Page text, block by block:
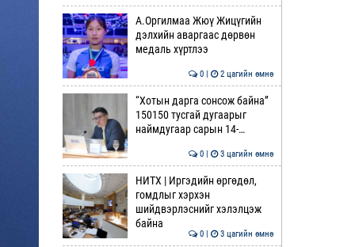
А.Оргилмаа Жюү Жицүгийн
дэлхийн аваргаас дөрвөн
медаль хүртлээ
0 | 2 цагийн өмнө
“Хотын дарга сонсож байна”
150150 тусгай дугаарыг
наймдугаар сарын 14-…
0 | 3 цагийн өмнө
НИТХ | Иргэдийн өргөдөл,
гомдлыг хэрхэн
шийдвэрлэснийг хэлэлцэж
байна
0 | 3 цагийн өмнө